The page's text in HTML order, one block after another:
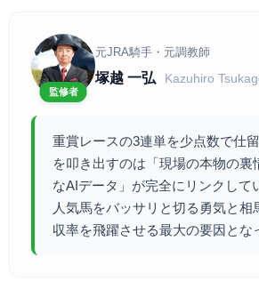
監修者
元JRA騎手・元調教師
塚越 一弘 Kazuhiro
重賞レースの3連単を少点数で仕
を叩き出すのは「現場の本物の裏
なAIデータ」が完全にリンクして
人気馬をバッサリと切る勇気と相
収率を飛躍させる最大の要因とな